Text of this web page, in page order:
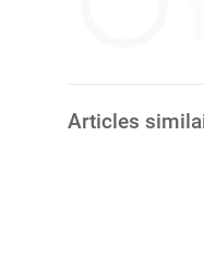
Articles